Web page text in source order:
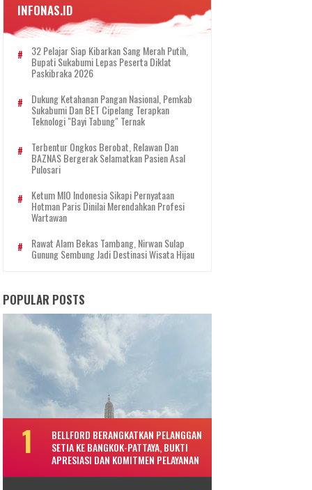
INFONAS.ID
32 Pelajar Siap Kibarkan Sang Merah Putih,
Bupati Sukabumi Lepas Peserta Diklat
Paskibraka 2026
Dukung Ketahanan Pangan Nasional, Pemkab
Sukabumi Dan BET Cipelang Terapkan
Teknologi "Bayi Tabung" Ternak
Terbentur Ongkos Berobat, Relawan Dan
BAZNAS Bergerak Selamatkan Pasien Asal
Pulosari
Ketum MIO Indonesia Sikapi Pernyataan
Hotman Paris Dinilai Merendahkan Profesi
Wartawan
Rawat Alam Bekas Tambang, Nirwan Sulap
Gunung Sembung Jadi Destinasi Wisata Hijau
POPULAR POSTS
BELLFORD BERANGKATKAN PELANGGAN
SETIA KE BANGKOK-PATTAYA, BUKTI
APRESIASI DAN KOMITMEN PELAYANAN